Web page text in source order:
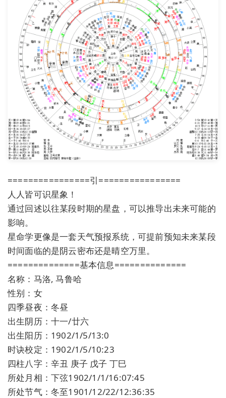
================引================
人人皆可识星象！
通过回述以往某段时期的星盘，可以推导出未来可能的
影响。
星命学更像是一套天气预报系统，可提前预知未来某段
时间面临的是阴云密布还是晴空万里。
==============基本信息==============
名称：马洛, 马鲁哈
性别：女
四季昼夜：冬昼
出生阴历：十一/廿六
出生阳历：1902/1/5/13:0
时诀校定：1902/1/5/10:23
四柱八字：辛丑 庚子 戊子 丁巳
所处月相：下弦1902/1/1/16:07:45
所处节气：冬至1901/12/22/12:36:35